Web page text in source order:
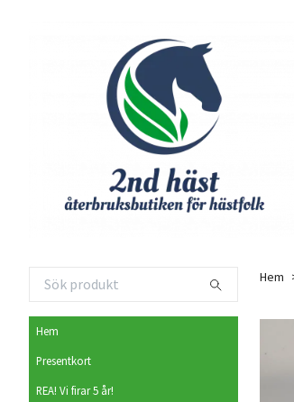
Hem
Presentkort
REA! Vi firar 5 år!
Hem